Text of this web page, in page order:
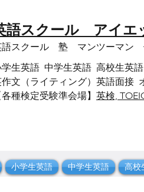
語スクール アイ
語スクール 塾 マンツーマン
生英語 中学生英語 高校生英
作文（ライティング）英語面接
各種検定受験準会場】 英検,
小学生英語 中学生英語 高校